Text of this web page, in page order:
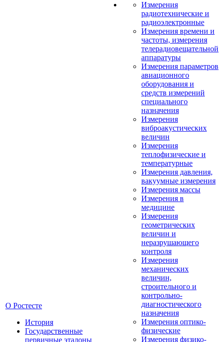
О Ростесте
История
Государственные
первичные эталоны
Измерения
радиотехнические и
радиоэлектронные
Измерения времени и
частоты, измерения
телерадиовещательной
аппаратуры
Измерения параметров
авиационного
оборудования и
средств измерений
специального
назначения
Измерения
виброакустических
величин
Измерения
теплофизические и
температурные
Измерения давления,
вакуумные измерения
Измерения массы
Измерения в
медицине
Измерения
геометрических
величин и
неразрушающего
контроля
Измерения
механических
величин,
строительного и
контрольно-
диагностического
назначения
Измерения оптико-
физические
Измерения физико-